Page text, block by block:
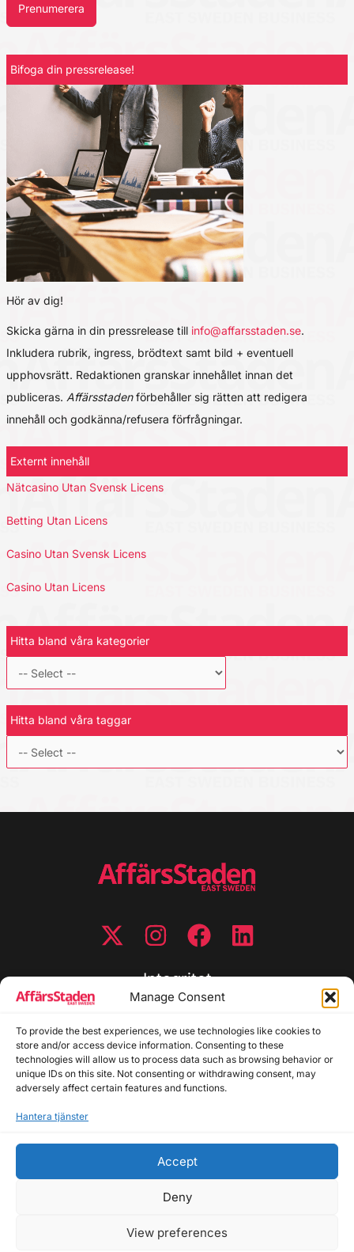
Manage Consent
To provide the best experiences, we use technologies like cookies to
store and/or access device information. Consenting to these
technologies will allow us to process data such as browsing behavior or
unique IDs on this site. Not consenting or withdrawing consent, may
adversely affect certain features and functions.
Hantera tjänster
Accept
Deny
View preferences
Prenumerera
Bifoga din pressrelease!
Hör av dig!
Skicka gärna in din pressrelease till info@affarsstaden.se.
Inkludera rubrik, ingress, brödtext samt bild + eventuell
upphovsrätt. Redaktionen granskar innehållet innan det
publiceras. Affärsstadenförbehåller sig rätten att redigera
innehåll och godkänna/refusera förfrågningar.
Externt innehåll
Nätcasino Utan Svensk Licens
Betting Utan Licens
Casino Utan Svensk Licens
Casino Utan Licens
Hitta bland våra kategorier
Hitta bland våra taggar
Integritet
Cookiepolicy
Disclaimer
Redaktionell policy
Utgivarinformation
Allmänna frågor: info@affarsstaden.se | Tipsa
annons@affarsstaden.se
© 2026 Affärsstaden.se | 2025 Alla rättigheter